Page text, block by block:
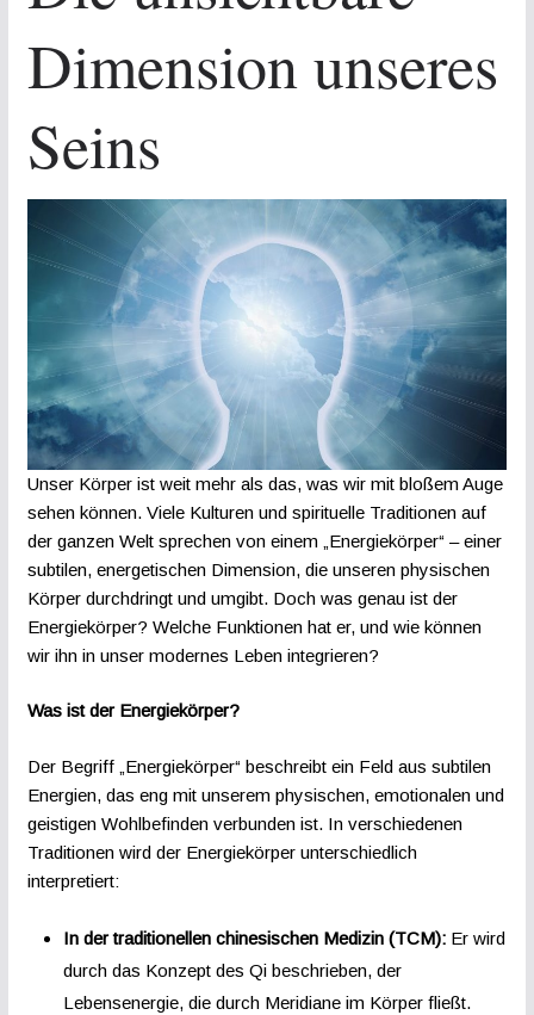
Dimension unseres
Seins
Unser Körper ist weit mehr als das, was wir mit bloßem Auge
sehen können. Viele Kulturen und spirituelle Traditionen auf
der ganzen Welt sprechen von einem „Energiekörper“ – einer
subtilen, energetischen Dimension, die unseren physischen
Körper durchdringt und umgibt. Doch was genau ist der
Energiekörper? Welche Funktionen hat er, und wie können
wir ihn in unser modernes Leben integrieren?
Was ist der Energiekörper?
Der Begriff „Energiekörper“ beschreibt ein Feld aus subtilen
Energien, das eng mit unserem physischen, emotionalen und
geistigen Wohlbefinden verbunden ist. In verschiedenen
Traditionen wird der Energiekörper unterschiedlich
interpretiert:
In der traditionellen chinesischen Medizin (TCM):Er wird
durch das Konzept des Qi beschrieben, der
Lebensenergie, die durch Meridiane im Körper fließt.